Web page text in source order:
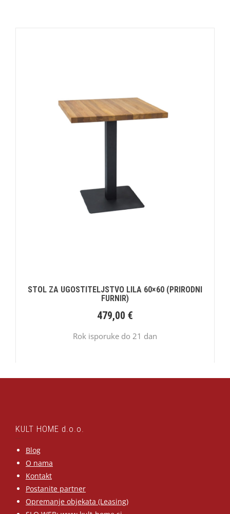
STOL ZA UGOSTITELJSTVO LILA 60×60 (PRIRODNI
FURNIR)
479,00 €
Rok isporuke do 21 dan
KULT HOME d.o.o.
Blog
O nama
Kontakt
Postanite partner
Opremanje objekata (Leasing)